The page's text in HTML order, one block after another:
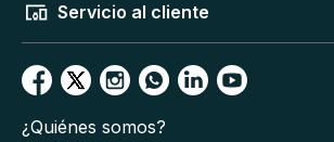
Servicio al cliente
¿Quiénes somos?